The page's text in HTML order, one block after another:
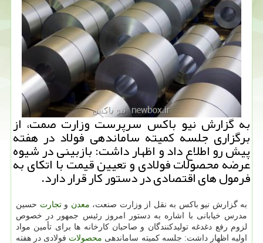
به گزارش نیو باكس سرپرست وزارت صمت، از
برگزاری جلسه كمیته ساماندهی فولاد در هفته
پیش رو اطلاع داد و اظهار داشت: بازبینی در شیوه
عرضه محصولات فولادی و تعیین قیمت با اتكای به
فرمول های اقتصادی در دستور كار قرار دارد.
به گزارش نیو باکس به نقل از وزارت صنعت، معدن وتجارت حسین
مدرس خیابانی با اشاره به دستور امروز رئیس جمهور در خصوص
لزوم رفع دغدغه تولیدکنندگان و صاحبان کارخانه ها برای تأمین مواد
اولیه اظهار داشت: جلسه کمیته ساماندهی محصولات فولادی در هفته